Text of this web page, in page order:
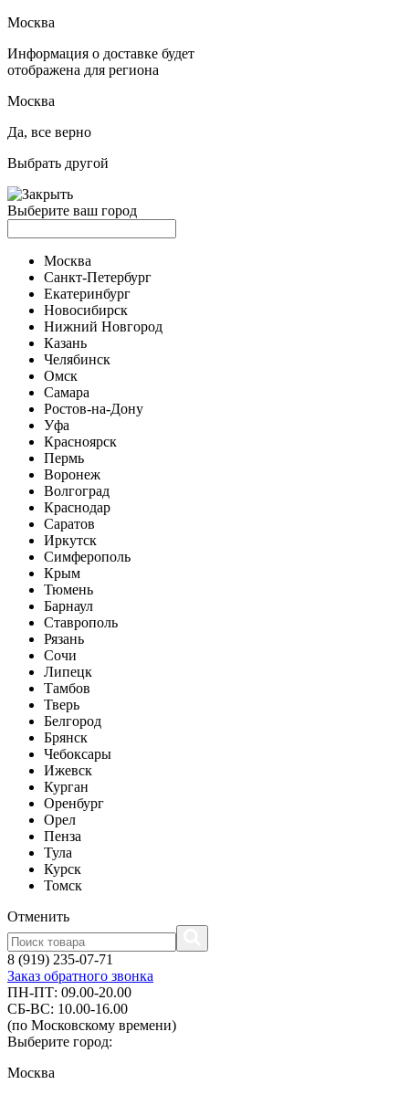
Москва
Информация о доставке будет
отображена для региона
Москва
Да, все верно
Выбрать другой
Выберите ваш город
Москва
Санкт-Петербург
Екатеринбург
Новосибирск
Нижний Новгород
Казань
Челябинск
Омск
Самара
Ростов-на-Дону
Уфа
Красноярск
Пермь
Воронеж
Волгоград
Краснодар
Саратов
Иркутск
Симферополь
Крым
Тюмень
Барнаул
Ставрополь
Рязань
Сочи
Липецк
Тамбов
Тверь
Белгород
Брянск
Чебоксары
Ижевск
Курган
Оренбург
Орел
Пенза
Тула
Курск
Томск
Отменить
8 (919) 235-07-71
Заказ обратного звонка
ПН-ПТ: 09.00-20.00
СБ-ВС: 10.00-16.00
(по Московскому времени)
Выберите город:
Москва